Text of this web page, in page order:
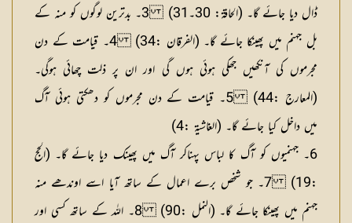
ڈال دیا جائے گا۔ (الحاقۃ: 30۔31) 3۔ بدترین لوگوں کو منہ کے
بل جہنم میں پھینکا جائے گا۔ (الفرقان :34) 4۔ قیامت کے دن
مجرموں کی آنکھیں جھکی ہوئی ہوں گی اور ان پر ذلت چھائی ہوگی۔
(المعارج :44) 5۔ قیامت کے دن مجرموں کو دھکتی ہوئی آگ
میں داخل کیا جائے گا۔ (الغاشیۃ :4)
6۔ جہنمیوں کو آگ کا لباس پہناکر آگ میں پھینک دیا جائے گا۔ (الحج
:19) 7۔ جو شخص برے اعمال کے ساتھ آیا اسے اوندھے منہ
جہنم میں پھینکا جائے گا۔ (النمل :90) 8۔ اللہ کے ساتھ کسی اور